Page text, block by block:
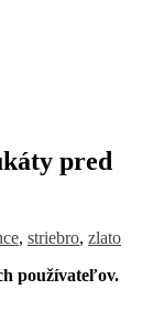
pred
, striebro, zlato
používateľov.